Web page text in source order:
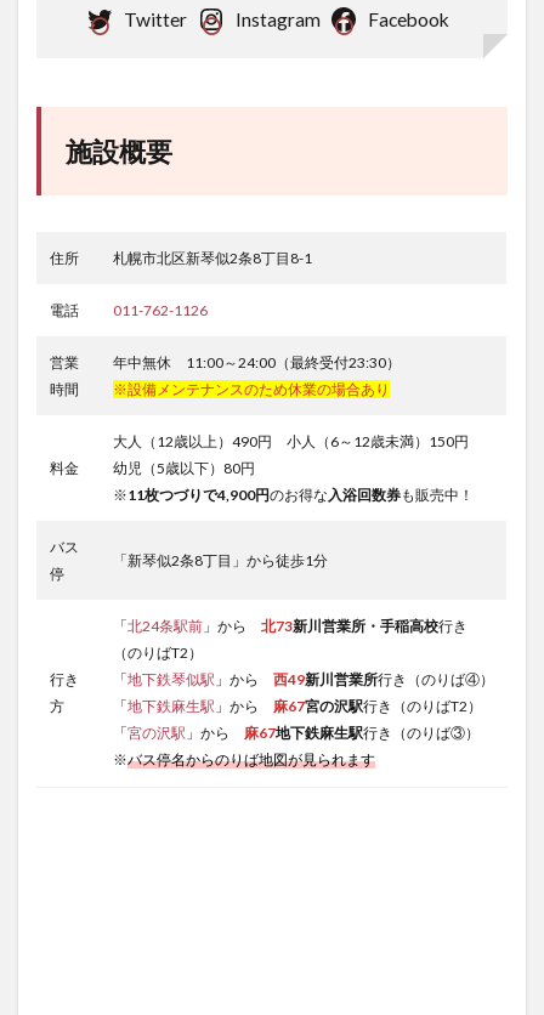
Twitter Instagram Facebook
施設概要
住所 札幌市北区新琴似2条8丁目8-1
電話 011-762-1126
営業
時間
年中無休 11:00～24:00（最終受付23:30）
※設備メンテナンスのため休業の場合あり
料金
大人（12歳以上）490円 小人（6～12歳未満）150円
幼児（5歳以下）80円
※11枚つづりで4,900円のお得な 入浴回数券も販売中！
バス
停
「新琴似2条8丁目」から徒歩1分
行き
方
「北24条駅前 」から 北73新川営業所・手稲高校行き
（のりばT2）
「地下鉄琴似駅 」から 西49新川営業所行き（のりば④）
「地下鉄麻生駅 」から 麻67宮の沢駅行き（のりばT2）
「宮の沢駅 」から 麻67地下鉄麻生駅行き（のりば③）
※バス停名からのりば地図が見られます